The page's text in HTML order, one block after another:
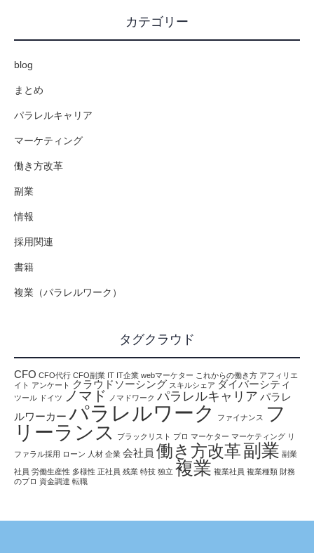
カテゴリー
blog
まとめ
パラレルキャリア
マーケティング
働き方改革
副業
情報
採用関連
書籍
複業（パラレルワーク）
タグクラウド
CFO CFO代行 CFO副業 IT IT企業 webマーケター これからの働き方 アフィリエ
イト アンケート クラウドソーシング スキルシェア ダイバーシティ
ツール ドイツ ノマド ノマドワーク パラレルキャリア パラレ
ルワーカー パラレルワーク ファイナンス
フ
リーランス
ブラックリスト プロ マーケター マーケティング リ
ファラル採用 ローン 人材 企業 会社員 働き方改革副業 副業
社員 労働生産性 多様性 正社員 残業 特技 独立 複業 複業社員 複業種類 財務
のプロ 資金調達 転職